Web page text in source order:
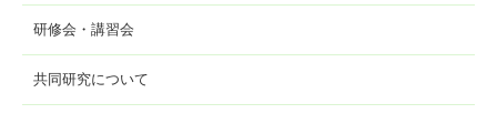
研修会・講習会
共同研究について